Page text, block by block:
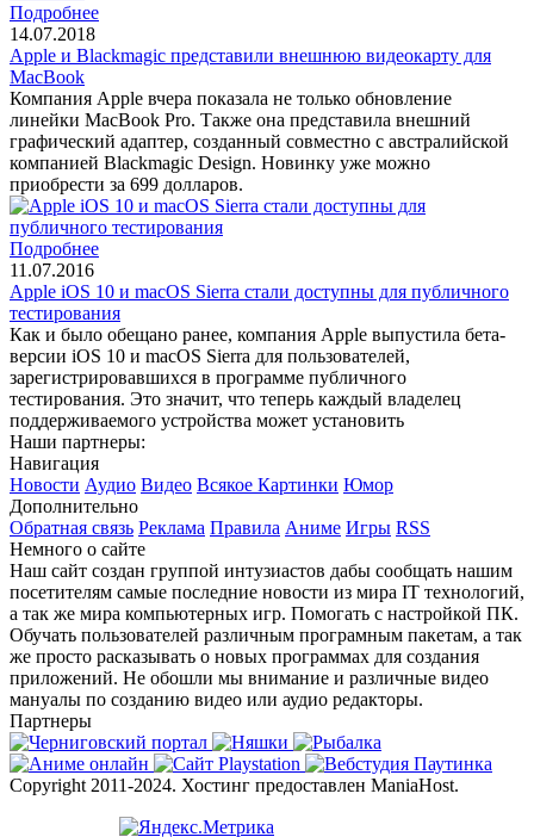
Подробнее
14.07.2018
Apple и Blackmagic представили внешнюю видеокарту для
MacBook
Компания Apple вчера показала не только обновление
линейки MacBook Pro. Также она представила внешний
графический адаптер, созданный совместно с австралийской
компанией Blackmagic Design. Новинку уже можно
приобрести за 699 долларов.
Подробнее
11.07.2016
Apple iOS 10 и macOS Sierra стали доступны для публичного
тестирования
Как и было обещано ранее, компания Apple выпустила бета-
версии iOS 10 и macOS Sierra для пользователей,
зарегистрировавшихся в программе публичного
тестирования. Это значит, что теперь каждый владелец
поддерживаемого устройства может установить
Наши партнеры:
Навигация
Новости Аудио Видео Всякое Картинки Юмор
Дополнительно
Обратная связь Реклама Правила Аниме Игры RSS
Немного о сайте
Наш сайт создан группой интузиастов дабы сообщать нашим
посетителям самые последние новости из мира IT технологий,
а так же мира компьютерных игр. Помогать с настройкой ПК.
Обучать пользователей различным програмным пакетам, а так
же просто расказывать о новых программах для создания
приложений. Не обошли мы внимание и различные видео
мануалы по созданию видео или аудио редакторы.
Партнеры
Copyright 2011-2024. Хостинг предоставлен ManiaHost.